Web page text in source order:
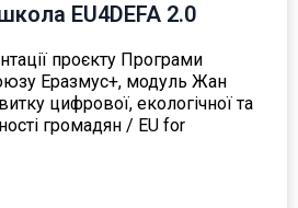
EU4DEFA 2.0
проєкту Програми
Еразмус+, модуль Жан
цифрової, екологічної та
громадян / EU for